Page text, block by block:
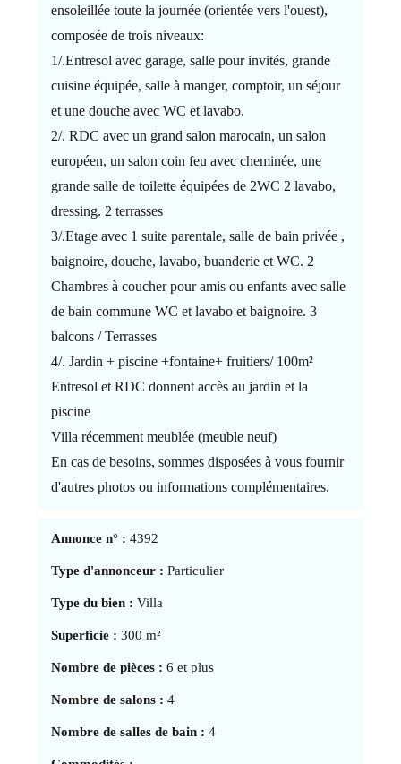
ensoleillée toute la journée (orientée vers l'ouest),
composée de trois niveaux:
1/.Entresol avec garage, salle pour invités, grande
cuisine équipée, salle à manger, comptoir, un séjour
et une douche avec WC et lavabo.
2/. RDC avec un grand salon marocain, un salon
européen, un salon coin feu avec cheminée, une
grande salle de toilette équipées de 2WC 2 lavabo,
dressing. 2 terrasses
3/.Etage avec 1 suite parentale, salle de bain privée ,
baignoire, douche, lavabo, buanderie et WC. 2
Chambres à coucher pour amis ou enfants avec salle
de bain commune WC et lavabo et baignoire. 3
balcons / Terrasses
4/. Jardin + piscine +fontaine+ fruitiers/ 100m²
Entresol et RDC donnent accès au jardin et la
piscine
Villa récemment meublée (meuble neuf)
En cas de besoins, sommes disposées à vous fournir
d'autres photos ou informations complémentaires.
Annonce n° :4392
Type d'annonceur : Particulier
Type du bien : Villa
Superficie : 300 m²
Nombre de pièces : 6 et plus
Nombre de salons : 4
Nombre de salles de bain : 4